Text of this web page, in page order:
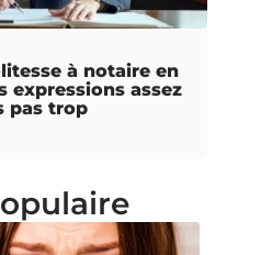
à notaire en
expressions assez
pas trop